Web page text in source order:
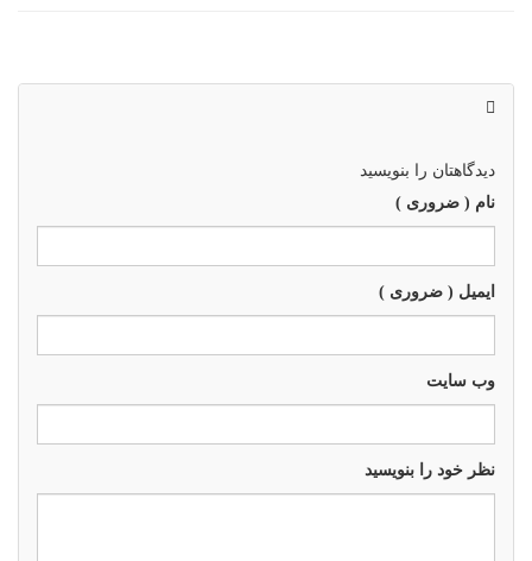
دیدگاهتان را بنویسید
نام ( ضروری )
ایمیل ( ضروری )
وب سايت
نظر خود را بنویسید